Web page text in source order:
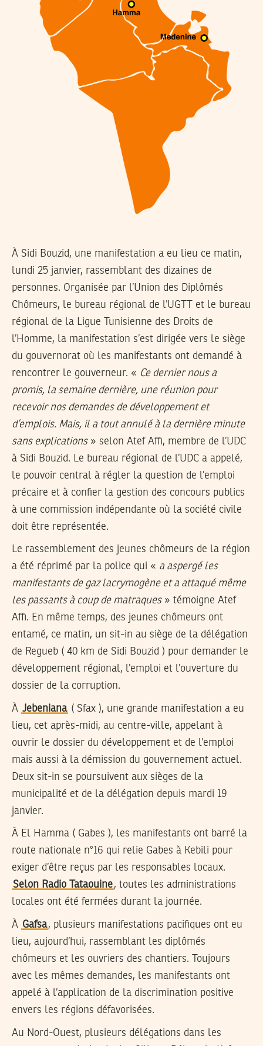
À Sidi Bouzid, une manifestation a eu lieu ce matin,
lundi 25 janvier, rassemblant des dizaines de
personnes. Organisée par l’Union des Diplômés
Chômeurs, le bureau régional de l’UGTT et le bureau
régional de la Ligue Tunisienne des Droits de
l’Homme, la manifestation s’est dirigée vers le siège
du gouvernorat où les manifestants ont demandé à
rencontrer le gouverneur. « Ce dernier nous a
promis, la semaine dernière, une réunion pour
recevoir nos demandes de développement et
d’emplois. Mais, il a tout annulé à la dernière minute
sans explications» selon Atef Affi, membre de l’UDC
à Sidi Bouzid. Le bureau régional de l’UDC a appelé,
le pouvoir central à régler la question de l’emploi
précaire et à confier la gestion des concours publics
à une commission indépendante où la société civile
doit être représentée.
Le rassemblement des jeunes chômeurs de la région
a été réprimé par la police qui « a aspergé les
manifestants de gaz lacrymogène et a attaqué même
les passants à coup de matraques» témoigne Atef
Affi. En même temps, des jeunes chômeurs ont
entamé, ce matin, un sit-in au siège de la délégation
de Regueb ( 40 km de Sidi Bouzid ) pour demander le
développement régional, l’emploi et l’ouverture du
dossier de la corruption.
À Jebeniana ( Sfax ), une grande manifestation a eu
lieu, cet après-midi, au centre-ville, appelant à
ouvrir le dossier du développement et de l’emploi
mais aussi à la démission du gouvernement actuel.
Deux sit-in se poursuivent aux sièges de la
municipalité et de la délégation depuis mardi 19
janvier.
À El Hamma ( Gabes ), les manifestants ont barré la
route nationale n°16 qui relie Gabes à Kebili pour
exiger d’être reçus par les responsables locaux.
Selon Radio Tataouine, toutes les administrations
locales ont été fermées durant la journée.
À Gafsa, plusieurs manifestations pacifiques ont eu
lieu, aujourd’hui, rassemblant les diplômés
chômeurs et les ouvriers des chantiers. Toujours
avec les mêmes demandes, les manifestants ont
appelé à l’application de la discrimination positive
envers les régions défavorisées.
Au Nord-Ouest, plusieurs délégations dans les